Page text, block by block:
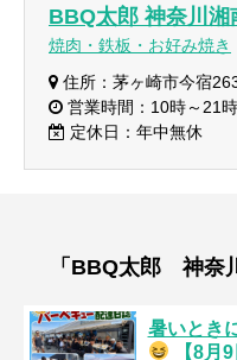
BBQ太郎 神奈川湘
焼肉・鉄板・お好み焼き
住所：茅ヶ崎市今宿
営業時間：10時～21時
定休日：年中無休
「BBQ太郎 神奈
暑いとき
【8月